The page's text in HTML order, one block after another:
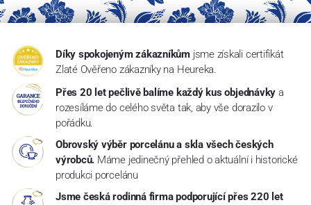
Díky spokojeným zákazníkům jsme získali certifikát
Zlaté Ověřeno zákazníky na Heureka.
Přes 20 let pečlivě balíme každý kus objednávky a
rozesíláme do celého světa tak, aby vše dorazilo v
pořádku.
Obrovský výběr porcelánu a skla všech českých
výrobců. Máme jedinečný přehled o aktuální i historické
produkci porcelánu
Jsme česká rodinná firma podporující přes 220 let